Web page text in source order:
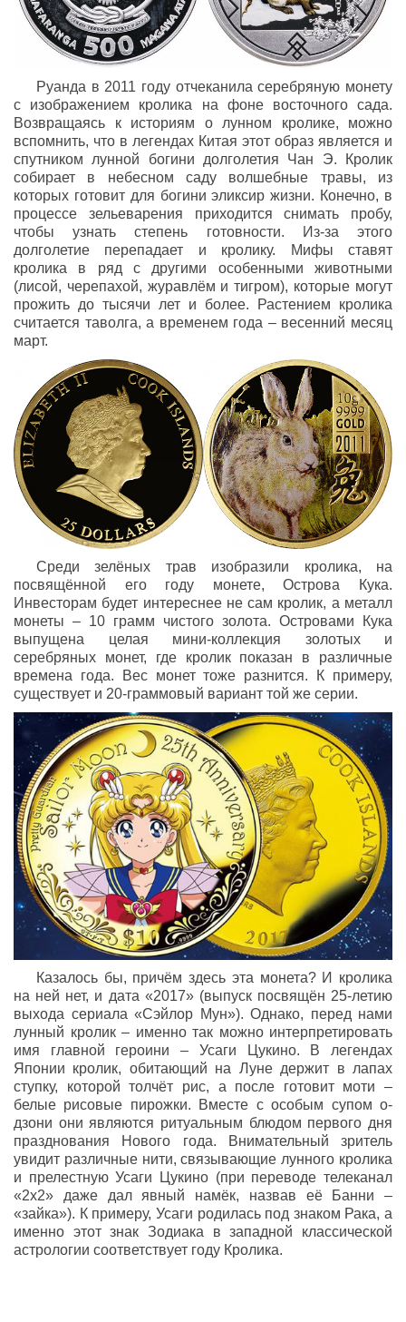
Руанда в 2011 году отчеканила серебряную монету
с изображением кролика на фоне восточного сада.
Возвращаясь к историям о лунном кролике, можно
вспомнить, что в легендах Китая этот образ является и
спутником лунной богини долголетия Чан Э. Кролик
собирает в небесном саду волшебные травы, из
которых готовит для богини эликсир жизни. Конечно, в
процессе зельеварения приходится снимать пробу,
чтобы узнать степень готовности. Из-за этого
долголетие перепадает и кролику. Мифы ставят
кролика в ряд с другими особенными животными
(лисой, черепахой, журавлём и тигром), которые могут
прожить до тысячи лет и более. Растением кролика
считается таволга, а временем года – весенний месяц
март.
Среди зелёных трав изобразили кролика, на
посвящённой его году монете, Острова Кука.
Инвесторам будет интереснее не сам кролик, а металл
монеты – 10 грамм чистого золота. Островами Кука
выпущена целая мини-коллекция золотых и
серебряных монет, где кролик показан в различные
времена года. Вес монет тоже разнится. К примеру,
существует и 20-граммовый вариант той же серии.
Казалось бы, причём здесь эта монета? И кролика
на ней нет, и дата «2017» (выпуск посвящён 25-летию
выхода сериала «Сэйлор Мун»). Однако, перед нами
лунный кролик – именно так можно интерпретировать
имя главной героини – Усаги Цукино. В легендах
Японии кролик, обитающий на Луне держит в лапах
ступку, которой толчёт рис, а после готовит моти –
белые рисовые пирожки. Вместе с особым супом о-
дзони они являются ритуальным блюдом первого дня
празднования Нового года. Внимательный зритель
увидит различные нити, связывающие лунного кролика
и прелестную Усаги Цукино (при переводе телеканал
«2х2» даже дал явный намёк, назвав её Банни –
«зайка»). К примеру, Усаги родилась под знаком Рака, а
именно этот знак Зодиака в западной классической
астрологии соответствует году Кролика.